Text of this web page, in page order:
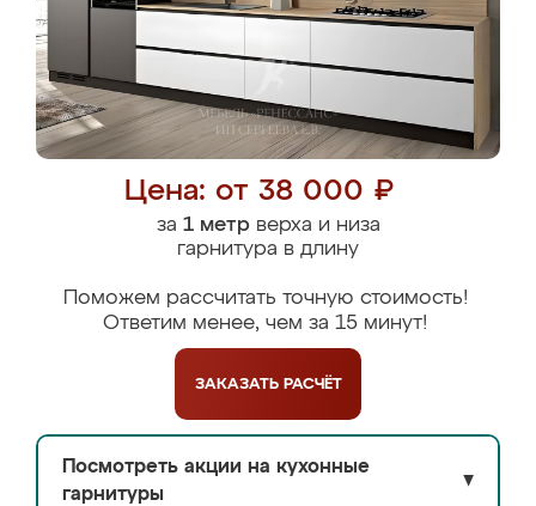
Цена: от 38 000 ₽
за 1 метрверха и низа
гарнитура в длину
Поможем рассчитать точную стоимость!
Ответим менее, чем за 15 минут!
ЗАКАЗАТЬ РАСЧЁТ
Посмотреть акции на кухонные
гарнитуры
▼